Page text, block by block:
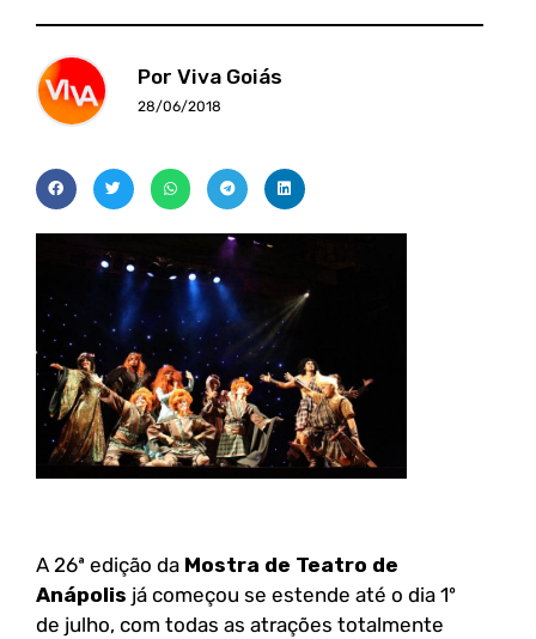
Por Viva Goiás
28/06/2018
A 26ª edição da Mostra de Teatro de
Anápolis já começou se estende até o dia 1º
de julho, com todas as atrações totalmente